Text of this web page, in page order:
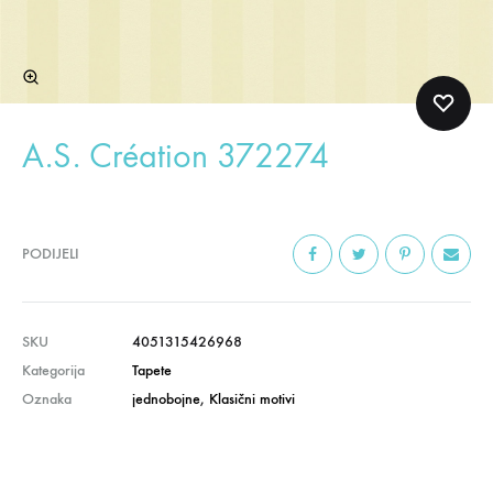
A.S. Création 372274
PODIJELI
SKU
4051315426968
Kategorija
Tapete
Oznaka
jednobojne, Klasični motivi